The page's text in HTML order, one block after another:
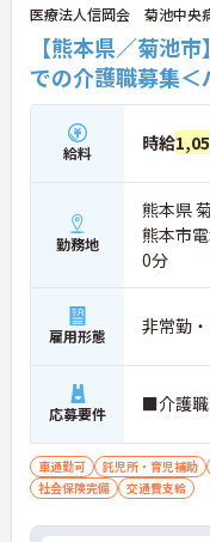
医療法人信岡会 菊池中央
【熊本県／菊池
での介護職募集＜
給料 時給
勤務地
熊本県
熊本市
0分
雇用形態 非常勤
応募要件 ■介護職
車通勤可 託児所・育児補助
社会保険完備
交通費支給